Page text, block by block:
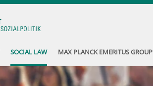
SOCIAL LAW MAX PLANCK EMERITUS GROUP